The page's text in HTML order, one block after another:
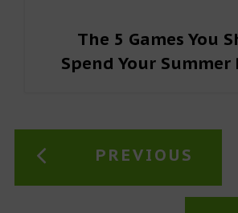
The 5 Games You
Spend Your Summer
PREVIOUS